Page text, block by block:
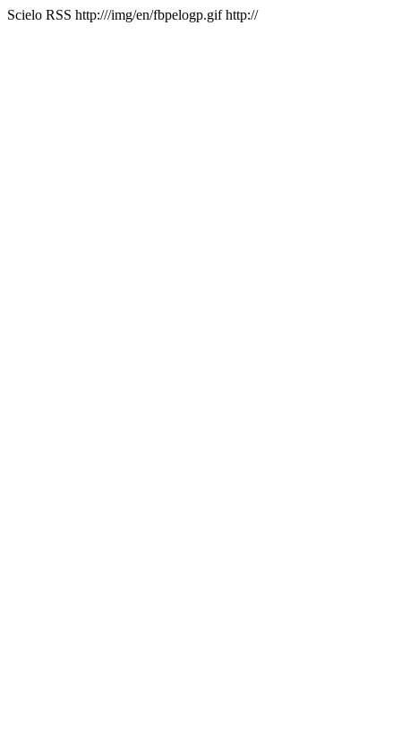
Scielo RSS http:///img/en/fbpelogp.gif http://